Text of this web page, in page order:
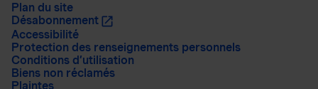
Plan du site
Désabonnement
Accessibilité
Protection des renseignements personnels
Conditions d’utilisation
Biens non réclamés
Plaintes